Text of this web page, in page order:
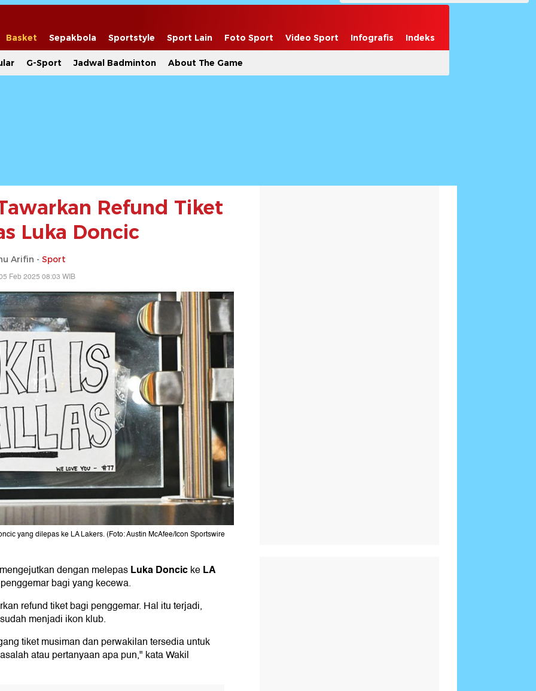
Basket Sepakbola Sportstyle Sport Lain Foto Sport Video Sport Infografis Indeks
G-Sport Jadwal Badminton About The Game
Refund Tiket
Luka Doncic
Arifin - Sport
Feb 2025 08:03 WIB
yang dilepas ke LA Lakers. (Foto: Austin McAfee/Icon Sportswire
dengan melepasLuka DoncickeLA
bagi yang kecewa.
refund tiket bagi penggemar. Hal itu terjadi,
menjadi ikon klub.
tiket musiman dan perwakilan tersedia untuk
atau pertanyaan apa pun," kata Wakil